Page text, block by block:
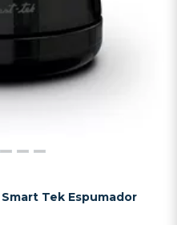
Tek Espumador